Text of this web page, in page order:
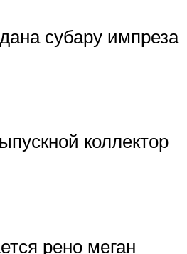
субару импреза
коллектор
рено меган